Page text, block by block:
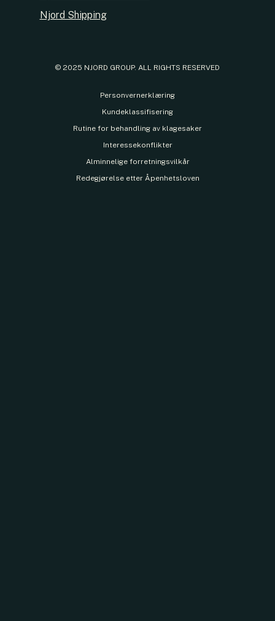
Njord Shipping
© 2025 NJORD GROUP. ALL RIGHTS RESERVED
Personvernerklæring
Kundeklassifisering
Rutine for behandling av klagesaker
Interessekonflikter
Alminnelige forretningsvilkår
Redegjørelse etter Åpenhetsloven